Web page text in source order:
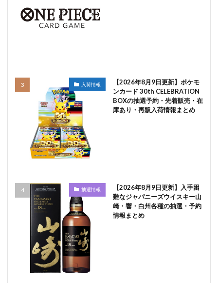
入荷情報
【2026年8月9日更新】ポケモ
ンカード 30th CELEBRATION
BOXの抽選予約・先着販売・在
庫あり・再販入荷情報まとめ
抽選情報
【2026年8月9日更新】入手困
難なジャパニーズウイスキー山
崎・響・白州各種の抽選・予約
情報まとめ